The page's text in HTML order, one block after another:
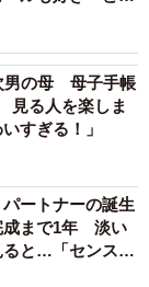
男の母 母子手帳
見る人を楽しま
すぎる！」
パートナーの誕生
成まで1年 淡い
と…「センスす